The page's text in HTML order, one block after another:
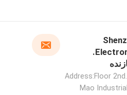
Electronics Co., Ltd.
Address:Floor
Mao